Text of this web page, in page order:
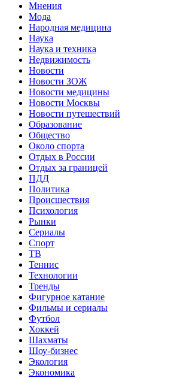
Мнения
Мода
Народная медицина
Наука
Наука и техника
Недвижимость
Новости
Новости ЗОЖ
Новости медицины
Новости Москвы
Новости путешествий
Образование
Общество
Около спорта
Отдых в России
Отдых за границей
ПДД
Политика
Происшествия
Психология
Рынки
Сериалы
Спорт
ТВ
Теннис
Технологии
Тренды
Фигурное катание
Фильмы и сериалы
Футбол
Хоккей
Шахматы
Шоу-бизнес
Экология
Экономика